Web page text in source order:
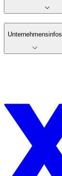
Unternehmensinfos